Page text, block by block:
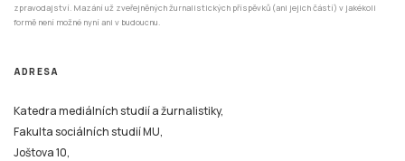
zpravodajství. Mazání už zveřejněných žurnalistických příspěvků (ani jejich částí) v jakékoli
formě není možné nyní ani v budoucnu.
ADRESA
Katedra mediálních studií a žurnalistiky,
Fakulta sociálních studií MU,
Joštova 10,